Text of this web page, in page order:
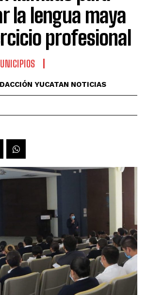
la lengua maya
profesional
YUCATAN NOTICIAS